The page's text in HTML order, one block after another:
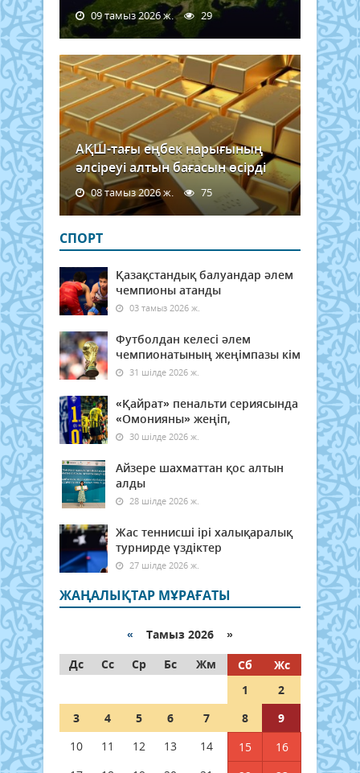
09 тамыз 2026 ж. 29
АҚШ-тағы еңбек нарығының
әлсіреуі алтын бағасын өсірді
08 тамыз 2026 ж. 75
СПОРТ
Қазақстандық балуандар әлем
чемпионы атанды
03 тамыз 2026 ж.
Футболдан келесі әлем
чемпионатының жеңімпазы кім
31 шілде 2026 ж.
«Қайрат» пенальти сериясында
«Омонияны» жеңіп,
30 шілде 2026 ж.
Айзере шахматтан қос алтын
алды
28 шілде 2026 ж.
Жас теннисші ірі халықаралық
турнирде үздіктер
27 шілде 2026 ж.
ЖАҢАЛЫҚТАР МҰРАҒАТЫ
« Тамыз 2026 »
Дс
Сс Ср Бс Жм Сб
Жс
1
2
3
4 5 6 7 8
9
10
11 12 13 14 15
16